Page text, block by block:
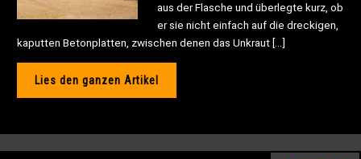
aus der Flasche und überlegte kurz, ob
er sie nicht einfach auf die dreckigen,
kaputten Betonplatten, zwischen denen das Unkraut […]
Lies den ganzen Artikel